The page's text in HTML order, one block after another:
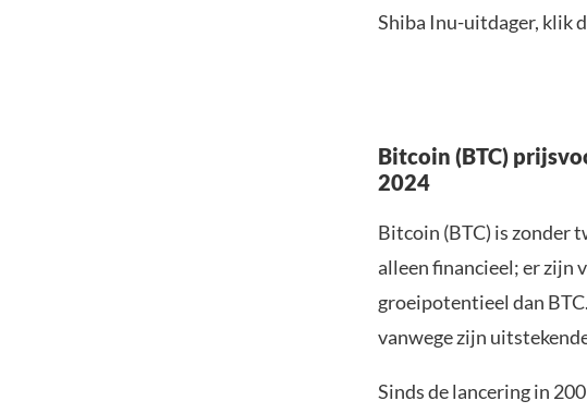
Shiba Inu-uitdager, klik
Bitcoin (BTC)
2024
Bitcoin (BTC) is zonder
alleen financieel; er zijn
groeipotentieel dan
vanwege zijn
Sinds de lancering in